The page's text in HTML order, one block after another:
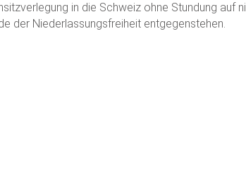
in die Schweiz ohne Stundung
der Niederlassungsfreiheit entgegenstehen.